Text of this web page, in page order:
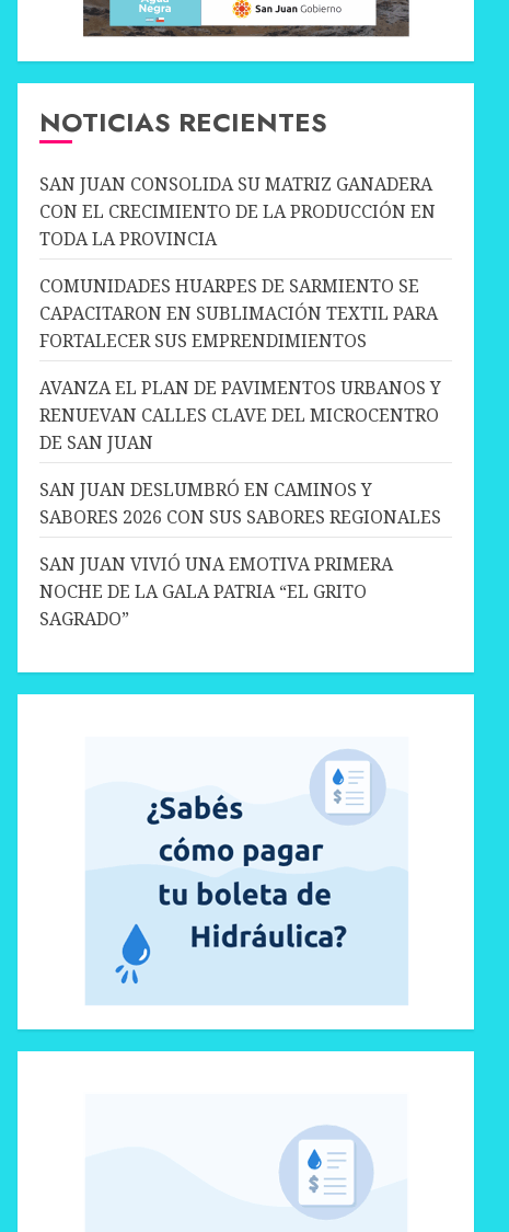
NOTICIAS RECIENTES
SAN JUAN CONSOLIDA SU MATRIZ GANADERA
CON EL CRECIMIENTO DE LA PRODUCCIÓN EN
TODA LA PROVINCIA
COMUNIDADES HUARPES DE SARMIENTO SE
CAPACITARON EN SUBLIMACIÓN TEXTIL PARA
FORTALECER SUS EMPRENDIMIENTOS
AVANZA EL PLAN DE PAVIMENTOS URBANOS Y
RENUEVAN CALLES CLAVE DEL MICROCENTRO
DE SAN JUAN
SAN JUAN DESLUMBRÓ EN CAMINOS Y
SABORES 2026 CON SUS SABORES REGIONALES
SAN JUAN VIVIÓ UNA EMOTIVA PRIMERA
NOCHE DE LA GALA PATRIA “EL GRITO
SAGRADO”